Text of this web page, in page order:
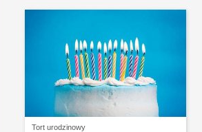
Tort urodzinowy